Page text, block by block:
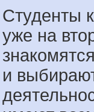
Студенты
уже на
и